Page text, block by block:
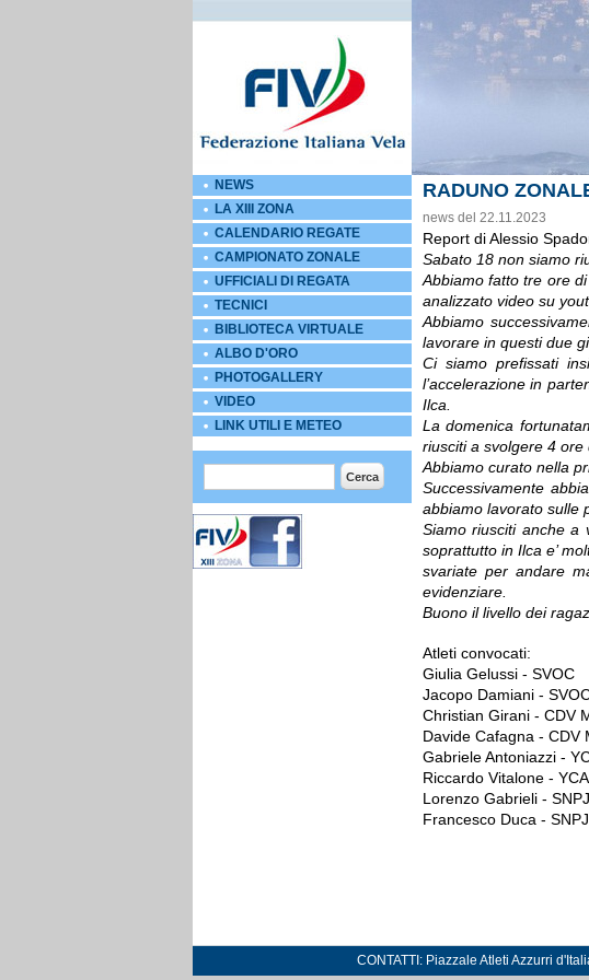
RADUNO
news del 22.11.2023
Report di Alessio
Sabato 18 non siamo
Abbiamo fatto tre ore
analizzato video su
Abbiamo
lavorare in questi due
Ci siamo prefissati
l’accelerazione in
Ilca.
La domenica
riusciti a svolgere 4 ore
Abbiamo curato nella
Successivamente
abbiamo lavorato sulle
Siamo riusciti anche a
soprattutto in Ilca e’
svariate per andare
evidenziare.
Buono il livello dei
Atleti convocati:
Giulia Gelussi - SVOC
Jacopo Damiani -
Christian Girani - CDV
Davide Cafagna - CDV
Gabriele Antoniazzi -
Riccardo Vitalone - YCA
Lorenzo Gabrieli - SNPJ
Francesco Duca - SNPJ
NEWS
LA XIII ZONA
CALENDARIO REGATE
CAMPIONATO ZONALE
UFFICIALI DI REGATA
TECNICI
BIBLIOTECA VIRTUALE
ALBO D'ORO
PHOTOGALLERY
VIDEO
LINK UTILI E METEO
Form di ricerca Cerca
CONTATTI: Piazzale Atleti Azzurri